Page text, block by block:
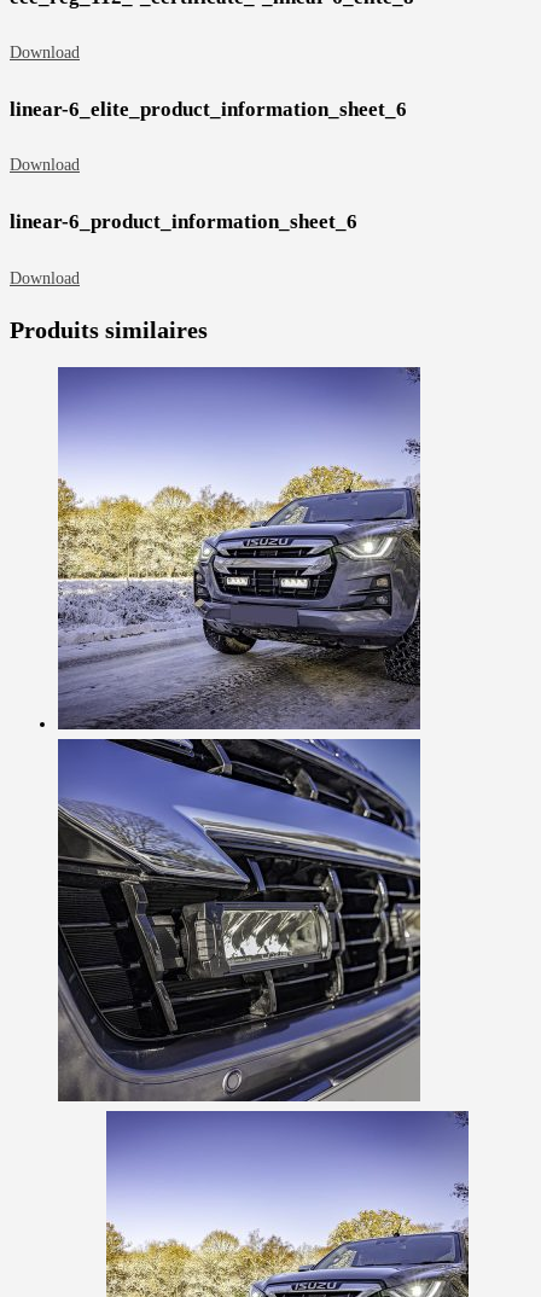
Download
linear-6_elite_product_information_sheet_6
Download
linear-6_product_information_sheet_6
Download
Produits similaires